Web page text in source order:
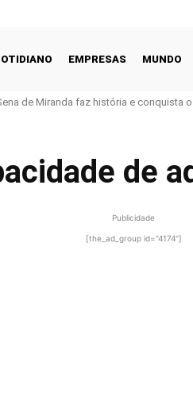
EMPRESAS MUNDO
de Miranda faz história e conquista
de
Publicidade
[the_ad_group id="4174"]